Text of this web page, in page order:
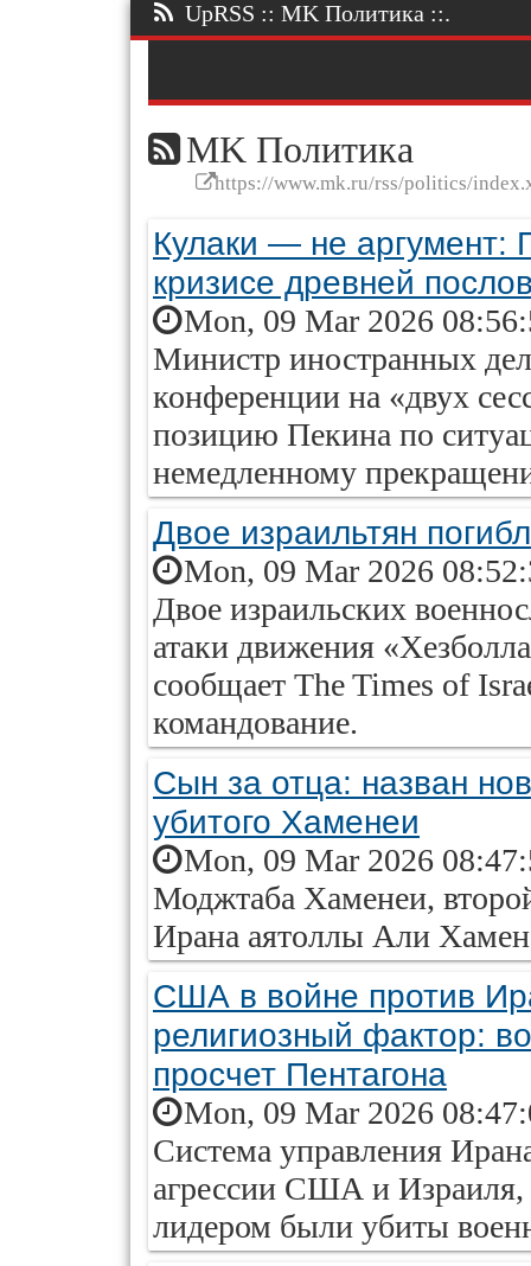
UpRSS :: MK Политика ::.
MK Политика
https://www.mk.ru/rss/politics/
Кулаки — не аргумент:
кризисе древней
Mon, 09 Mar 2026
Министр иностранных
конференции на «двух
позицию Пекина по
немедленному
Двое израильтян
Mon, 09 Mar 2026
Двое израильских
атаки движения
сообщает The Times of
командование.
Сын за отца: назван
убитого Хаменеи
Mon, 09 Mar 2026
Моджтаба Хаменеи,
Ирана аятоллы Али
США в войне против
религиозный фактор:
просчет Пентагона
Mon, 09 Mar 2026
Система управления
агрессии США и Израиля,
лидером были убиты